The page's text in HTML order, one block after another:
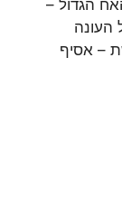
הגדול –
– אסיף